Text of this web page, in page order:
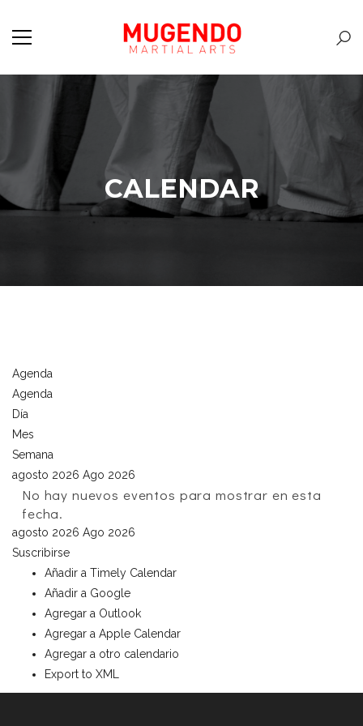
CALENDAR
Agenda
Agenda
Día
Mes
Semana
agosto 2026 Ago 2026
No hay nuevos eventos para mostrar en esta
fecha.
agosto 2026 Ago 2026
Suscribirse
Añadir a Timely Calendar
Añadir a Google
Agregar a Outlook
Agregar a Apple Calendar
Agregar a otro calendario
Export to XML